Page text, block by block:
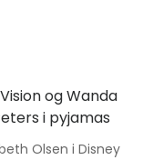
Olsen i Disney